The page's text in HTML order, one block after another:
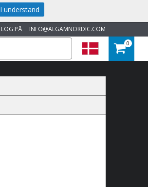
INFO@ALGAMNORDIC.COM
LOG PÅ
0
I understand